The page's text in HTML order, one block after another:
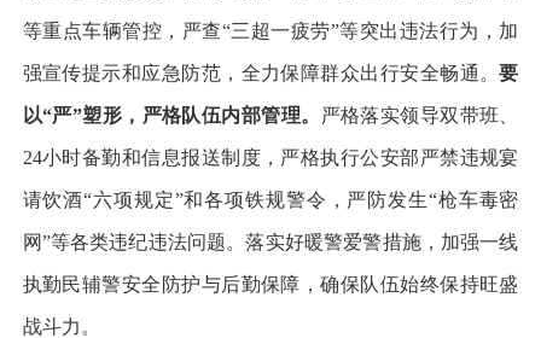
等重点车辆管控，严查“三超一疲劳”等突出违法行为，加
强宣传提示和应急防范，全力保障群众出行安全畅通。要
以“严”塑形，严格队伍内部管理。 严格落实领导双带班、
24小时备勤和信息报送制度，严格执行公安部严禁违规宴
请饮酒“六项规定”和各项铁规警令，严防发生“枪车毒密
网”等各类违纪违法问题。落实好暖警爱警措施，加强一线
执勤民辅警安全防护与后勤保障，确保队伍始终保持旺盛
战斗力。